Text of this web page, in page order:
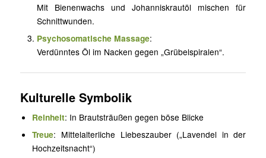
Mit Bienenwachs und Johanniskrautöl mischen für
Schnittwunden.
Psychosomatische Massage:
Verdünntes Öl im Nacken gegen „Grübelspiralen“.
Kulturelle Symbolik
Reinheit: In Brautsträußen gegen böse Blicke
Treue: Mittelalterliche Liebeszauber („Lavendel in der
Hochzeitsnacht“)